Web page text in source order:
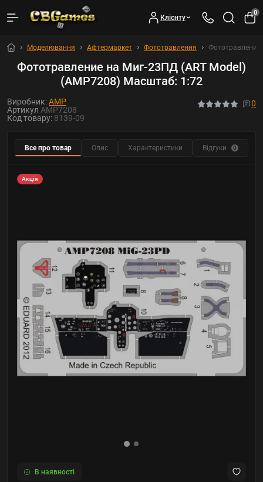
Клієнту
0
Моделювання Афтермаркет Фототравлення
Фототравление на Миг-23ПД (ART Model)
(AMP7208) Масштаб: 1:72
Виробник:AMP
Артикул AMP7208
Код товару: 8139-09
0
Все про товар Опис Характеристики Відгуки 0
Акція
В наявності